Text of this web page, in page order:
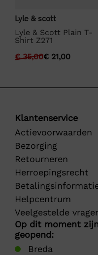
Lyle & scott
Lyle & Scott Plain T-
Shirt Z271
€35,00€ 21,00
Klantenservice
Actievoorwaarden
Bezorging
Retourneren
Herroepingsrecht
Helpcentrum
Veelgestelde
Op dit moment
geopend:
Breda